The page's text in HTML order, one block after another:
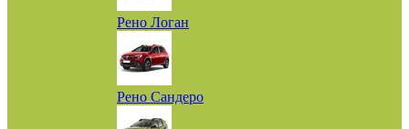
Рено Логан
Рено Сандеро